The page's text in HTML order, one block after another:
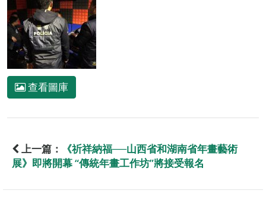
查看圖庫
上一篇：
《祈祥納福──山西省和湖南省年畫藝術
展》即將開幕 “傳統年畫工作坊”將接受報名